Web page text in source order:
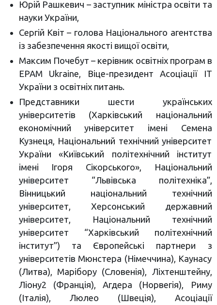
Юрій Рашкевич – заступник міністра освіти та
науки України,
Сергій Квіт – голова Національного агентства
із забезпечення якості вищої освіти,
Максим Почебут – керівник освітніх програм в
EPAM Ukraine, Віце-президент Асоціації ІТ
України з освітніх питань.
Представники шести українських
університетів (Харківський національний
економічний університет імені Семена
Кузнеця, Національний технічний університет
України «Київський політехнічний інститут
імені Ігоря Сікорського», Національний
університет “Львівська політехніка”,
Вінницький національний технічний
університет, Херсонський державний
університет, Національний технічний
університет “Харківський політехнічний
інститут”) та Європейські партнери з
університетів Мюнстера (Німеччина), Каунасу
(Литва), Марібору (Словенія), Ліхтенштейну,
Ліону2 (Франція), Агдера (Норвегія), Риму
(Італія), Люлео (Швеція), Асоціації